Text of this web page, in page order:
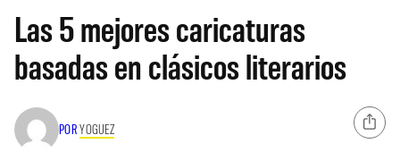
Las 5 mejores caricaturas
basadas en clásicos literarios
PORYOGUEZ